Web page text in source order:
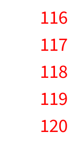
116
117
118
119
120